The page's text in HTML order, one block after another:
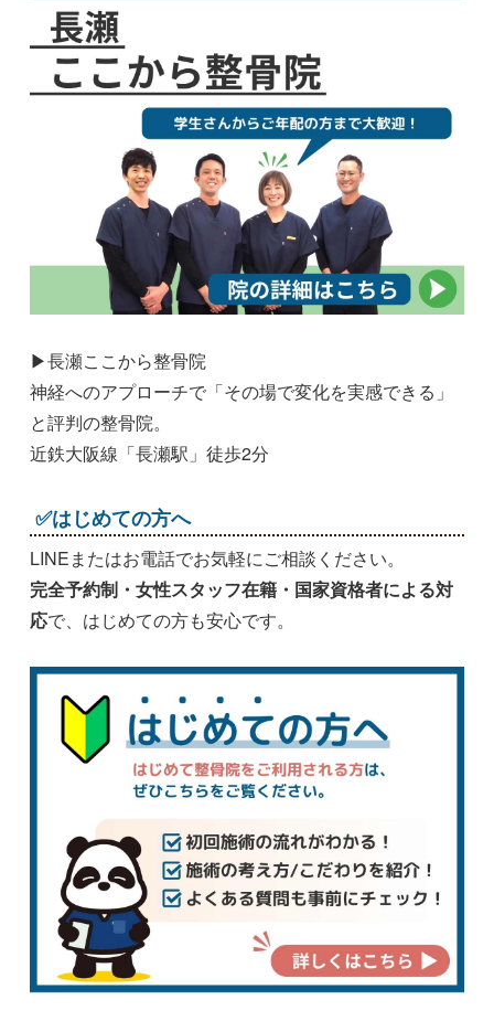
▶長瀬ここから整骨院
神経へのアプローチで「その場で変化を実感できる」
と評判の整骨院。
近鉄大阪線「長瀬駅」徒歩2分
✅はじめての方へ
LINEまたはお電話でお気軽にご相談ください。
完全予約制・女性スタッフ在籍・国家資格者による対
応で、はじめての方も安心です。